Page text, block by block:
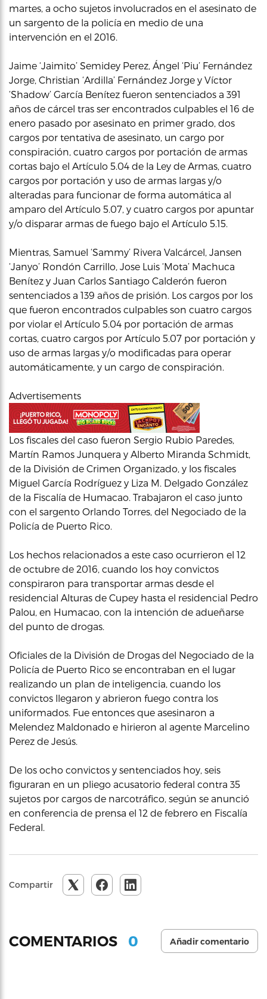
martes, a ocho sujetos involucrados en el asesinato de
un sargento de la policía en medio de una
intervención en el 2016.
Jaime ‘Jaimito’ Semidey Perez, Ángel ‘Piu’ Fernández
Jorge, Christian ‘Ardilla’ Fernández Jorge y Víctor
‘Shadow’ García Benítez fueron sentenciados a 391
años de cárcel tras ser encontrados culpables el 16 de
enero pasado por asesinato en primer grado, dos
cargos por tentativa de asesinato, un cargo por
conspiración, cuatro cargos por portación de armas
cortas bajo el Artículo 5.04 de la Ley de Armas, cuatro
cargos por portación y uso de armas largas y/o
alteradas para funcionar de forma automática al
amparo del Artículo 5.07, y cuatro cargos por apuntar
y/o disparar armas de fuego bajo el Artículo 5.15.
Mientras, Samuel ‘Sammy’ Rivera Valcárcel, Jansen
‘Janyo’ Rondón Carrillo, Jose Luis ‘Mota’ Machuca
Benítez y Juan Carlos Santiago Calderón fueron
sentenciados a 139 años de prisión. Los cargos por los
que fueron encontrados culpables son cuatro cargos
por violar el Artículo 5.04 por portación de armas
cortas, cuatro cargos por Artículo 5.07 por portación y
uso de armas largas y/o modificadas para operar
automáticamente, y un cargo de conspiración.
Advertisements
Los fiscales del caso fueron Sergio Rubio Paredes,
Martín Ramos Junquera y Alberto Miranda Schmidt,
de la División de Crimen Organizado, y los fiscales
Miguel García Rodríguez y Liza M. Delgado González
de la Fiscalía de Humacao. Trabajaron el caso junto
con el sargento Orlando Torres, del Negociado de la
Policía de Puerto Rico.
Los hechos relacionados a este caso ocurrieron el 12
de octubre de 2016, cuando los hoy convictos
conspiraron para transportar armas desde el
residencial Alturas de Cupey hasta el residencial Pedro
Palou, en Humacao, con la intención de adueñarse
del punto de drogas.
Oficiales de la División de Drogas del Negociado de la
Policía de Puerto Rico se encontraban en el lugar
realizando un plan de inteligencia, cuando los
convictos llegaron y abrieron fuego contra los
uniformados. Fue entonces que asesinaron a
Melendez Maldonado e hirieron al agente Marcelino
Perez de Jesús.
De los ocho convictos y sentenciados hoy, seis
figuraran en un pliego acusatorio federal contra 35
sujetos por cargos de narcotráfico, según se anunció
en conferencia de prensa el 12 de febrero en Fiscalía
Federal.
Compartir
COMENTARIOS 0 Añadir comentario